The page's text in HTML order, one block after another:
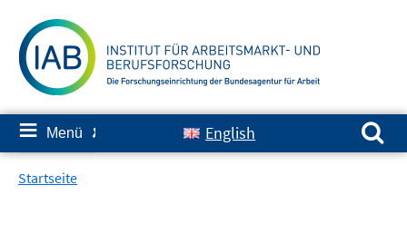
zum
Inhalt
≡ Menü ✘ English
Suchen nach:
Startseite